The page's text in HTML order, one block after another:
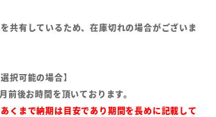
共有しているため、在庫切れの場合がございま
択可能の場合】
前後お時間を頂いております。
くまで納期は目安であり期間を長めに記載して